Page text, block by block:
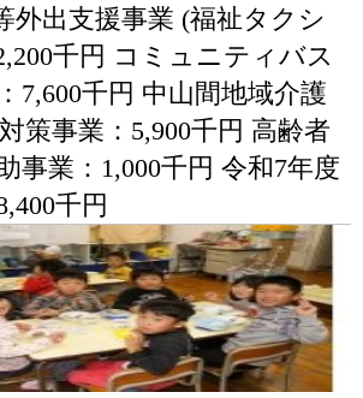
外出支援事業 (福祉タクシ
千円 コミュニティバス
7,600千円 中山間地域介護
策事業：5,900千円 高齢者
事業：1,000千円 令和7年度
千円